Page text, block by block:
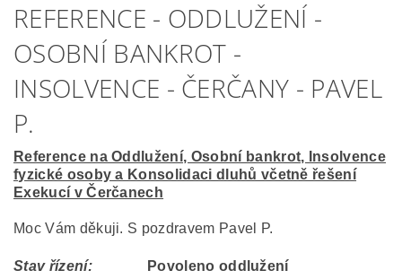
REFERENCE - ODDLUŽENÍ -
OSOBNÍ BANKROT -
INSOLVENCE - ČERČANY - PAVEL
P.
Reference na Oddlužení, Osobní bankrot, Insolvence
fyzické osoby a Konsolidaci dluhů včetně řešení
Exekucí v Čerčanech
Moc Vám děkuji. S pozdravem Pavel P.
Stav řízení:
Povoleno oddlužení